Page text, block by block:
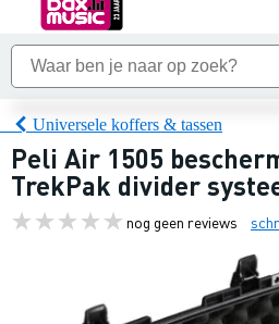
Universele koffers & tassen
Peli Air 1505
TrekPak divider
nog geen reviews